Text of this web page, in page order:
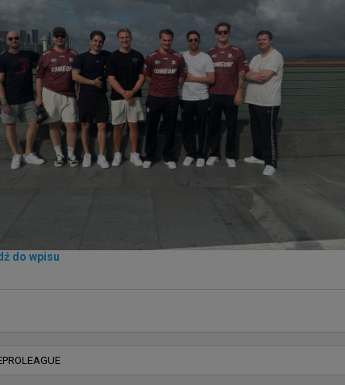
grup 1-8 otwartych kwalifikacji do Esports World
do wpisu